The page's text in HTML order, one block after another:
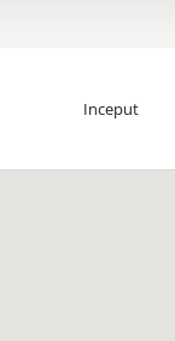
Inceput